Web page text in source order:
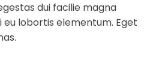
dui facilie magna
lobortis elementum. Eget